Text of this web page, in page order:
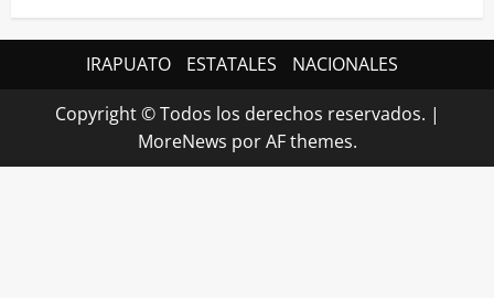
IRAPUATO ESTATALES NACIONALES
Copyright © Todos los derechos reservados. |
MoreNews por AF themes.